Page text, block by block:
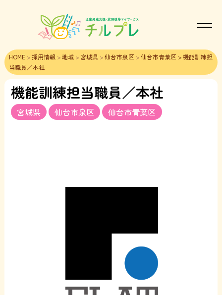
HOME>採用情報>地域> 宮城県>仙台市泉区>仙台市青葉区 > 機能訓練担
当職員／本社
機能訓練担当職員／本社
宮城県 仙台市泉区 仙台市青葉区